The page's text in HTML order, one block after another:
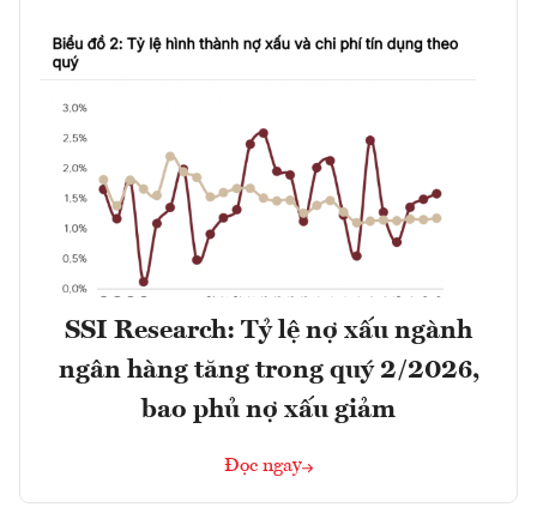
SSI Research: Tỷ lệ nợ xấu ngành
ngân hàng tăng trong quý 2/2026,
bao phủ nợ xấu giảm
Đọc ngay